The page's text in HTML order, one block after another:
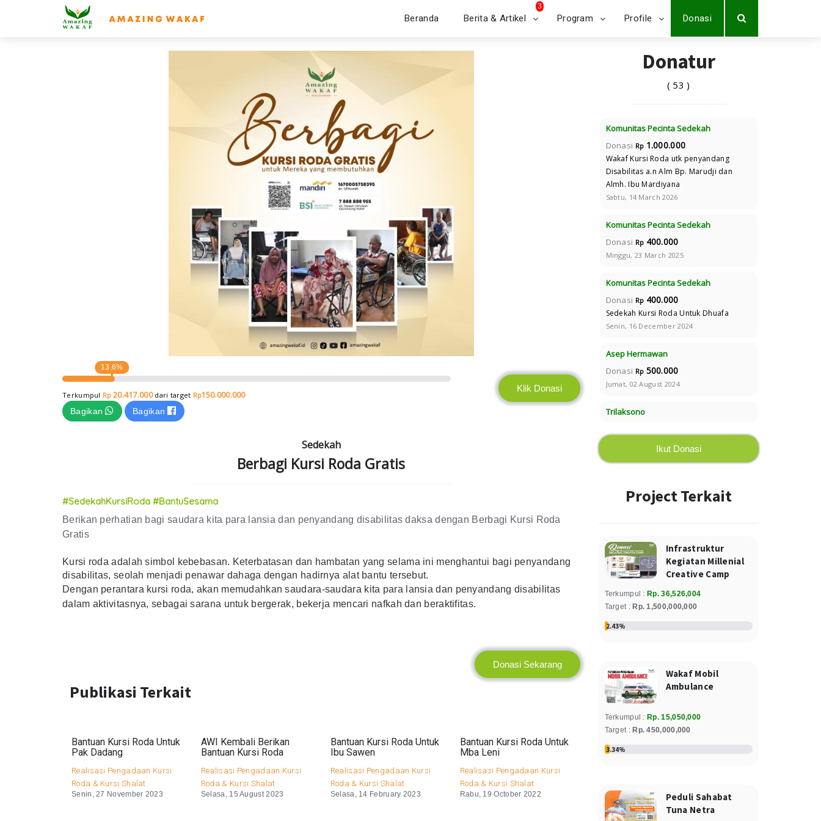
Beranda Berita & Artikel
3
Program Profile Donasi
13.6%
Terkumpul Rp20.417.000 dari target Rp150.000.000
Klik Donasi
Bagikan Bagikan
Sedekah
Berbagi Kursi Roda Gratis
#SedekahKursiRoda #BantuSesama
Berikan perhatian bagi saudara kita para lansia dan penyandang disabilitas daksa dengan Berbagi Kursi Roda
Gratis
Kursi roda adalah simbol kebebasan. Keterbatasan dan hambatan yang selama ini menghantui bagi penyandang
disabilitas, seolah menjadi penawar dahaga dengan hadirnya alat bantu tersebut.
Dengan perantara kursi roda, akan memudahkan saudara-saudara kita para lansia dan penyandang disabilitas
dalam aktivitasnya, sebagai sarana untuk bergerak, bekerja mencari nafkah dan beraktifitas.
Donasi Sekarang
Publikasi Terkait
Bantuan Kursi Roda Untuk
Pak Dadang
Realisasi Pengadaan Kursi
Roda & Kursi Shalat
Senin, 27 November 2023
AWI Kembali Berikan
Bantuan Kursi Roda
Realisasi Pengadaan Kursi
Roda & Kursi Shalat
Selasa, 15 August 2023
Bantuan Kursi Roda Untuk
Ibu Sawen
Realisasi Pengadaan Kursi
Roda & Kursi Shalat
Selasa, 14 February 2023
Bantuan Kursi Roda Untuk
Mba Leni
Realisasi Pengadaan Kursi
Roda & Kursi Shalat
Rabu, 19 October 2022
Donatur
( 53 )
Komunitas Pecinta Sedekah
Donasi Rp 1.000.000
Wakaf Kursi Roda utk penyandang
Disabilitas a.n Alm Bp. Marudji dan
Almh. Ibu Mardiyana
Sabtu, 14 March 2026
Komunitas Pecinta Sedekah
Donasi Rp 400.000
Minggu, 23 March 2025
Komunitas Pecinta Sedekah
Donasi Rp 400.000
Sedekah Kursi Roda Untuk Dhuafa
Senin, 16 December 2024
Asep Hermawan
Donasi Rp 500.000
Jumat, 02 August 2024
Trilaksono
Jumat, 26 July 2024
Donasi
50.000
Jumat, 26 July 2024
DonasiRp 100.000
Relawan : Siti Nurhaeni
DonasiRp400.000
Jumat, 21 June 2024
Abdullah
DonasiRp 100.000
Wakaf alat bantu disabilitas
Danardono Dwi Antono
DonasiRp100.000
Ikut Donasi
Project Terkait
Infrastruktur
Kegiatan Millenial
Creative Camp
Terkumpul : Rp. 36,526,004
Target : Rp. 1,500,000,000
2.43%
Wakaf Mobil
Ambulance
Terkumpul : Rp. 15,050,000
Target : Rp. 450,000,000
3.34%
Peduli Sahabat
Tuna Netra